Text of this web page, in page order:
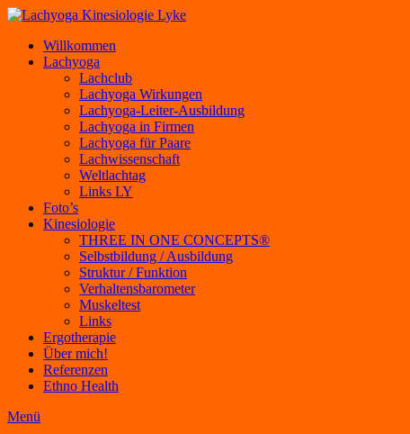
Willkommen
Lachyoga
Lachclub
Lachyoga Wirkungen
Lachyoga-Leiter-Ausbildung
Lachyoga in Firmen
Lachyoga für Paare
Lachwissenschaft
Weltlachtag
Links LY
Foto’s
Kinesiologie
THREE IN ONE CONCEPTS®
Selbstbildung / Ausbildung
Struktur / Funktion
Verhaltensbarometer
Muskeltest
Links
Ergotherapie
Über mich!
Referenzen
Ethno Health
Menü